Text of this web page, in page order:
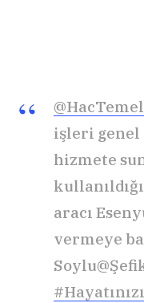
@HacTemel
işleri genel
hizmete
aracı
vermeye